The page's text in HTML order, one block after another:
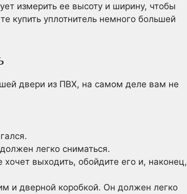
измерить ее высоту и ширину, чтобы
купить уплотнитель немного большей
двери из ПВХ, на самом деле вам не
легко сниматься.
хочет выходить, обойдите его и, наконец,
и дверной коробкой. Он должен легко